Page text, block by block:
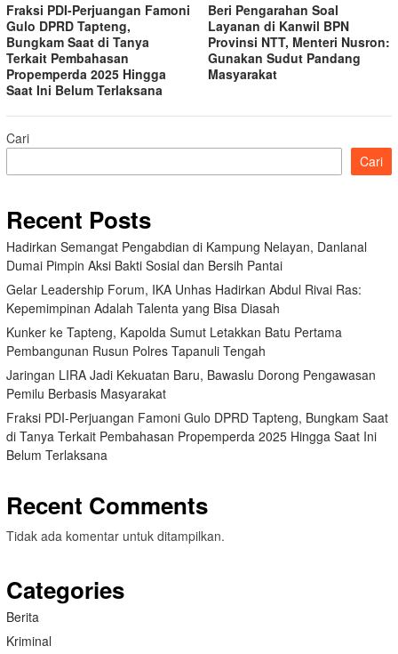
Fraksi PDI-Perjuangan Famoni
Gulo DPRD Tapteng,
Bungkam Saat di Tanya
Terkait Pembahasan
Propemperda 2025 Hingga
Saat Ini Belum Terlaksana
Beri Pengarahan Soal
Layanan di Kanwil BPN
Provinsi NTT, Menteri Nusron:
Gunakan Sudut Pandang
Masyarakat
Cari
Cari
Recent Posts
Hadirkan Semangat Pengabdian di Kampung Nelayan, Danlanal
Dumai Pimpin Aksi Bakti Sosial dan Bersih Pantai
Gelar Leadership Forum, IKA Unhas Hadirkan Abdul Rivai Ras:
Kepemimpinan Adalah Talenta yang Bisa Diasah
Kunker ke Tapteng, Kapolda Sumut Letakkan Batu Pertama
Pembangunan Rusun Polres Tapanuli Tengah
Jaringan LIRA Jadi Kekuatan Baru, Bawaslu Dorong Pengawasan
Pemilu Berbasis Masyarakat
Fraksi PDI-Perjuangan Famoni Gulo DPRD Tapteng, Bungkam Saat
di Tanya Terkait Pembahasan Propemperda 2025 Hingga Saat Ini
Belum Terlaksana
Recent Comments
Tidak ada komentar untuk ditampilkan.
Categories
Berita
Kriminal